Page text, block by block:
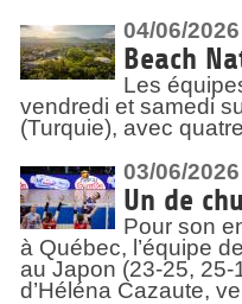
04/06/2026
Beach
Les
vendredi et samedi
(Turquie), avec
03/06/2026
Un de
Pour son
à Québec, l’équipe
au Japon (23-25,
d’Héléna Cazaute,